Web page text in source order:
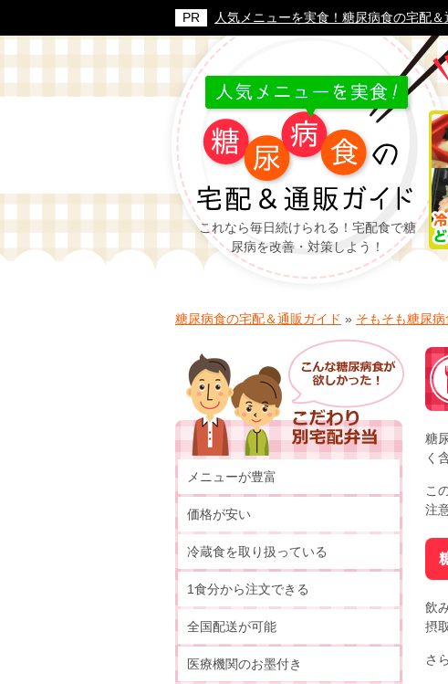
人気メニューを実食！糖尿病食の宅配＆
これなら毎日続けられる！宅配食で糖
尿病を改善・対策しよう！
糖尿病食の宅配＆通販ガイド » そもそも糖尿
糖
く
こ
注
飲
摂
さ
メニューが豊富
価格が安い
冷蔵食を取り扱っている
1食分から注文できる
全国配送が可能
医療機関のお墨付き